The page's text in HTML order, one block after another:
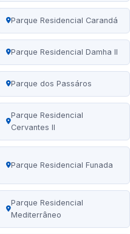
Parque Residencial Carandá
Parque Residencial Damha II
Parque dos Passáros
Parque Residencial
Cervantes II
Parque Residencial Funada
Parque Residencial
Mediterrâneo